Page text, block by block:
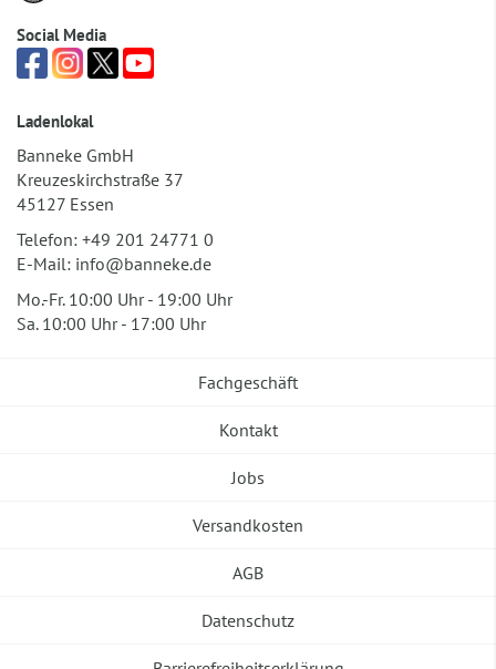
Social Media
Ladenlokal
Banneke GmbH
Kreuzeskirchstraße 37
45127 Essen
Telefon: +49 201 24771 0
E-Mail: info@banneke.de
Mo.-Fr. 10:00 Uhr - 19:00 Uhr
Sa. 10:00 Uhr - 17:00 Uhr
Fachgeschäft
Kontakt
Jobs
Versandkosten
AGB
Datenschutz